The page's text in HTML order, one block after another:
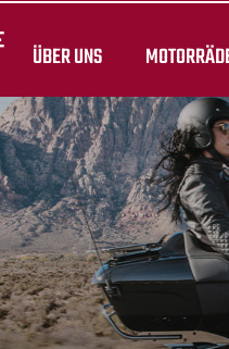
ÜBER UNS